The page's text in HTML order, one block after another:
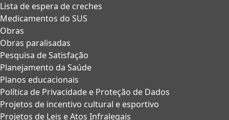
Lista de espera de creches
Medicamentos do SUS
Obras
Obras paralisadas
Pesquisa de Satisfação
Planejamento da Saúde
Planos educacionais
Política de Privacidade e Proteção de Dados
Projetos de incentivo cultural e esportivo
Projetos de Leis e Atos Infralegais